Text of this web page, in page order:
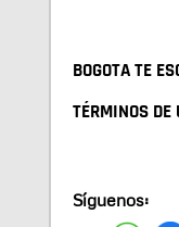
BOGOTA TE
TÉRMINOS DE
Síguenos: